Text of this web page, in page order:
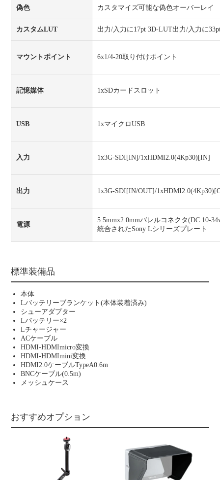
偽色 カスタマイズ可能な偽色オーバーレイ
カスタムLUT 出力/入力に17pt 3D-LUT出力/入力に
マウントポイント 6x1/4-20取り付けポイント
記憶媒体 1xSDカードスロット
USB 1xマイクロUSB
入力 1x3G-SDI[IN]/1xHDMI2.0(4Kp30)[IN]
出力 1x3G-SDI[IN/OUT]/
電源
5.5mmx2.0mmバレルコネクタ(DC 10-
統合されたSony Lシリーズプレート
標準装備品
本体
Lバッテリーブランケット(本体装着済み)
シューアダプター
Lバッテリー×2
Lチャージャー
ACケーブル
HDMI-HDMImicro変換
HDMI-HDMImini変換
HDMI2.0ケーブルTypeA0.6m
BNCケーブル(0.5m)
メッシュケース
おすすめオプション